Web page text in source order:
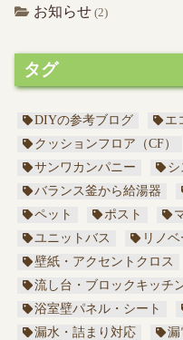
お知らせ (2)
タグ
DIYの参考ブログ エ
クッションフロア（CF）
サンワカンパニー
バランス釜から給湯器
ペット
ポスト
ユニットバス
リノ
壁紙・アクセントクロス
流し台・ブロックキッチ
浴室壁パネル・シート
漏水・詰まり対応
漏